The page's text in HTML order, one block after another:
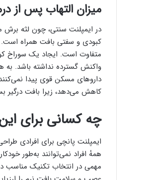
میزان التهاب پس از
در ایمپلنت سنتی، چون لثه
کبودی و سفتی بافت همراه
متفاوت است. ایجاد یک سوراخ
واکنش گسترده نداشته باشد. به
داروهای مسکن قوی پیدا
کاهش می‌دهد، زیرا بافت درگیر
چه کسانی برای
ایمپلنت پانچی برای افرادی
همهٔ افراد نمی‌توانند به‌طور
مهمی در انتخاب تکنیک مناسب